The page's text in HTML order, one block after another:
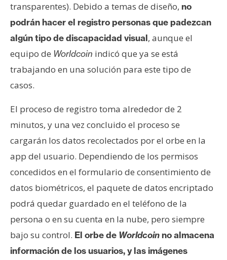
transparentes). Debido a temas de diseño, no
podrán hacer el registro personas que padezcan
algún tipo de discapacidad visual, aunque el
equipo de Worldcoin indicó que ya se está
trabajando en una solución para este tipo de
casos.
El proceso de registro toma alrededor de 2
minutos, y una vez concluido el proceso se
cargarán los datos recolectados por el orbe en la
app del usuario. Dependiendo de los permisos
concedidos en el formulario de consentimiento de
datos biométricos, el paquete de datos encriptado
podrá quedar guardado en el teléfono de la
persona o en su cuenta en la nube, pero siempre
bajo su control. El orbe de Worldcoinno almacena
información de los usuarios, y las imágenes